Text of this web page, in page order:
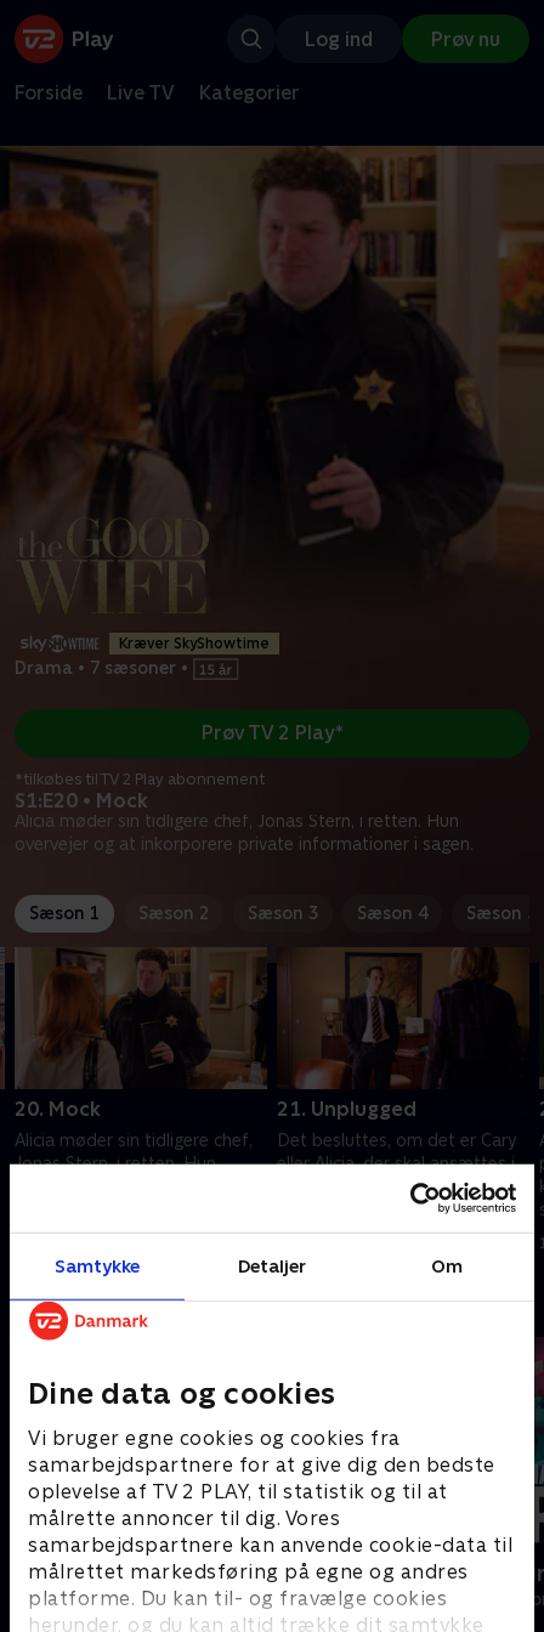
Samtykke Detaljer Om
Dine data og cookies
Vi bruger egne cookies og cookies fra
samarbejdspartnere for at give dig den bedste
oplevelse af TV 2 PLAY, til statistik og til at
målrette annoncer til dig. Vores
samarbejdspartnere kan anvende cookie-data til
målrettet markedsføring på egne og andres
platforme. Du kan til- og fravælge cookies
herunder, og du kan altid trække dit samtykke
Log ind Prøv nu
Forside Live TV Kategorier
Kræver SkyShowtime
Drama • 7 sæsoner •
S1:E20 • Mock
Alicia møder sin tidligere chef, Jonas Stern, i retten. Hun
overvejer og at inkorporere private informationer i sagen.
Prøv TV 2 Play*
*tilkøbes til TV 2 Play abonnement
Sæson 1 Sæson 2 Sæson 3 Sæson 4 Sæson 5
20. Mock
Alicia møder sin tidligere chef,
Jonas Stern, i retten. Hun
21. Unplugged
Det besluttes, om det er Cary
eller Alicia, der skal ansættes i
Andre så også
Efterforskningen
Drama • 1 sæsoner
Happy
Drama • 1